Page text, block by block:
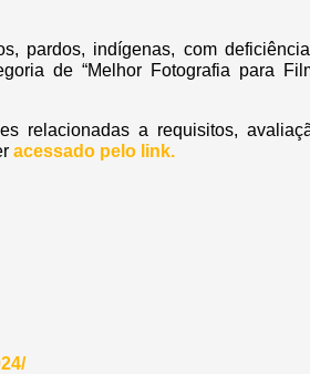
pardos, indígenas, com
de “Melhor Fotografia para
relacionadas a requisitos,
acessado pelo link.